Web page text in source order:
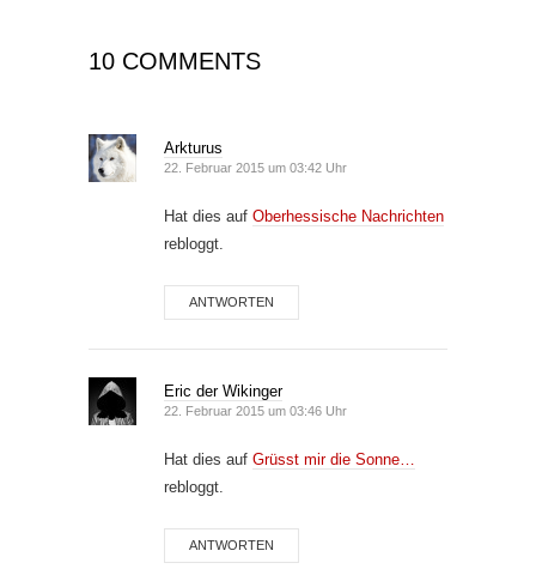
10 COMMENTS
Arkturus
22. Februar 2015 um 03:42 Uhr
Hat dies auf Oberhessische Nachrichten
rebloggt.
ANTWORTEN
Eric der Wikinger
22. Februar 2015 um 03:46 Uhr
Hat dies auf Grüsst mir die Sonne…
rebloggt.
ANTWORTEN